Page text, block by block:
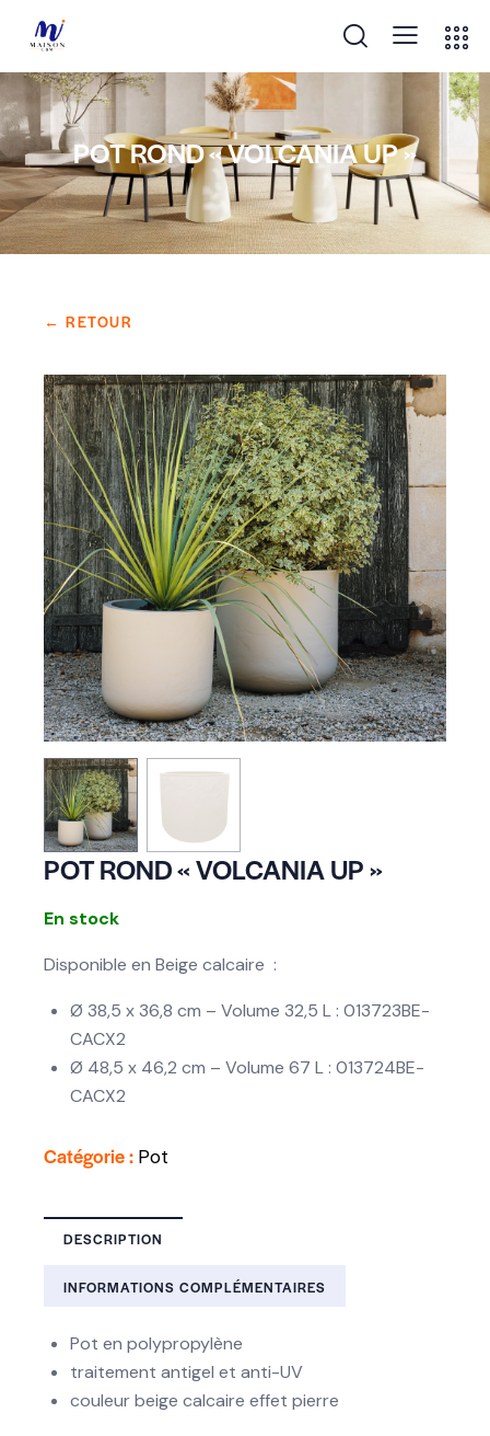
POT ROND « VOLCANIA UP »
← RETOUR
POT ROND « VOLCANIA UP »
En stock
Disponible en Beige calcaire :
Ø 38,5 x 36,8 cm – Volume 32,5 L : 013723BE-
CACX2
Ø 48,5 x 46,2 cm – Volume 67 L : 013724BE-
CACX2
Catégorie : Pot
DESCRIPTION
INFORMATIONS COMPLÉMENTAIRES
Pot en polypropylène
traitement antigel et anti-UV
couleur beige calcaire effet pierre